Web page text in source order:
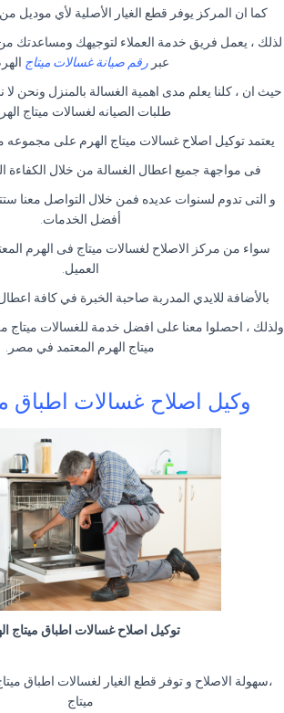
كما ان المركز يوفر قطع الغيار الأصلية لأي موديل
لذلك ، يعمل فريق خدمة العملاء لتوجيهك ومساعدتك
عبر رقم صيانة غسالات ميتاج
حيث ان ، كلنا يعلم مدى اهمية الغسالة بالمنزل ونحن
طلبات الصيانه لغسالات ميتاج
يعتمد توكيل اصلاح غسالات ميتاج الهرم على
فى مواجهة جميع اعطال الغسالة من خلال الكفاءة
و التى تدوم لسنوات عديده فمن خلال التواصل معنا
أفضل الخدمات.
سواء من مركز الاصلاح لغسالات ميتاج فى الهرم
العميل.
بالأضافة للايدي المدربة صاحبة الخبرة في كافة
ولذلك ، احصلوا معنا على افضل خدمة للغسالات ميتاج
ميتاج الهرم المعتمد في مصر.
وكيل اصلاح غسالات اطباق
توكيل اصلاح غسالات اطباق ميتاج
،سهولة الاصلاح و توفر قطع الغيار لغسالات اطباق
ميتاج